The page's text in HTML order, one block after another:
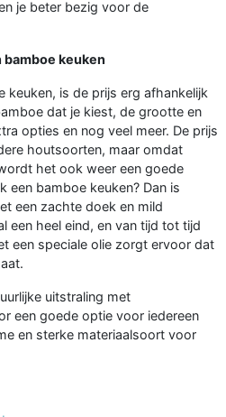
je beter bezig voor de
bamboe keuken
keuken, is de prijs erg afhankelijk
dat je kiest, de grootte en
opties en nog veel meer. De prijs
houtsoorten, maar omdat
het ook weer een goede
een bamboe keuken? Dan is
een zachte doek en mild
een heel eind, en van tijd tot tijd
een speciale olie zorgt ervoor dat
uitstraling met
een goede optie voor iedereen
en sterke materiaalsoort voor